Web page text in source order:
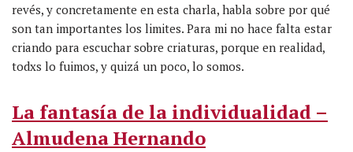
revés, y concretamente en esta charla, habla sobre por qué
son tan importantes los limites. Para mi no hace falta estar
criando para escuchar sobre criaturas, porque en realidad,
todxs lo fuimos, y quizá un poco, lo somos.
La fantasía de la individualidad –
Almudena Hernando